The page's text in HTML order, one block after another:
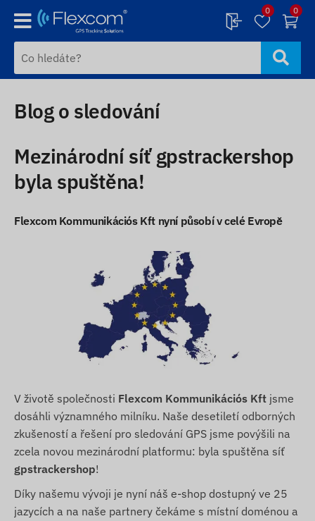
0 0
Blog o sledování
Mezinárodní síť gpstrackershop
byla spuštěna!
Flexcom Kommunikációs Kft nyní působí v celé Evropě
V životě společnosti Flexcom Kommunikációs Kft jsme
dosáhli významného milníku. Naše desetiletí odborných
zkušeností a řešení pro sledování GPS jsme povýšili na
zcela novou mezinárodní platformu: byla spuštěna síť
gpstrackershop!
Díky našemu vývoji je nyní náš e-shop dostupný ve 25
jazycích a na naše partnery čekáme s místní doménou a